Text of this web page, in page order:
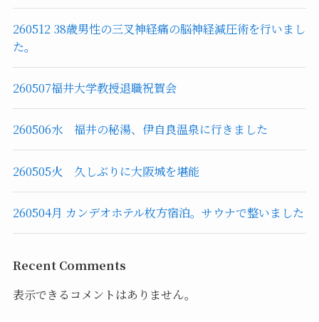
260512 38歳男性の三叉神経痛の脳神経減圧術を行いまし
た。
260507福井大学教授退職祝賀会
260506水 福井の秘湯、伊自良温泉に行きました
260505火 久しぶりに大阪城を堪能
260504月 カンデオホテル枚方宿泊。サウナで整いました
Recent Comments
表示できるコメントはありません。